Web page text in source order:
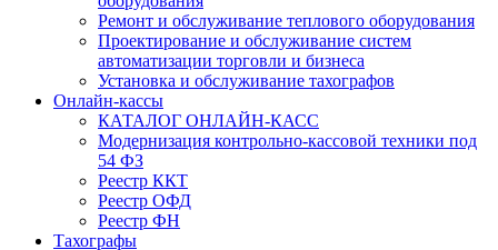
Ремонт и обслуживание теплового оборудования
Проектирование и обслуживание систем
автоматизации торговли и бизнеса
Установка и обслуживание тахографов
Онлайн-кассы
КАТАЛОГ ОНЛАЙН-КАСС
Модернизация контрольно-кассовой техники под
54 ФЗ
Реестр ККТ
Реестр ОФД
Реестр ФН
Тахографы